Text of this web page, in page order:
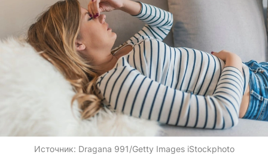
Источник: Dragana 991/Getty Images iStockphoto